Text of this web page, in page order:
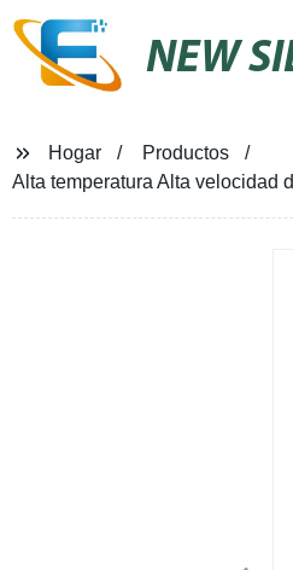
NEW
Hogar
Productos
Alta temperatura Alta velocidad